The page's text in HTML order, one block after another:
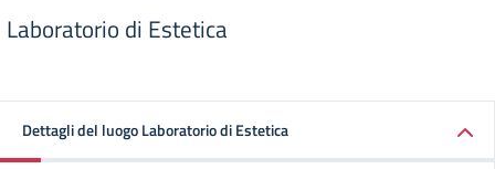
Laboratorio di Estetica
Dettagli del luogo Laboratorio di Estetica